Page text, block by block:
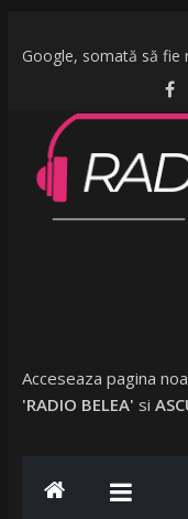
Google, somată să fie
legislația UE: Cum
De la caniculă la vijelii
făcut ravagii în zeci de
Raed Arafat: Nu cred
limitează accesul
AMI – O Fată Obişnuită
Ce a postat
Acceseaza pagina
'RADIO BELEA' si